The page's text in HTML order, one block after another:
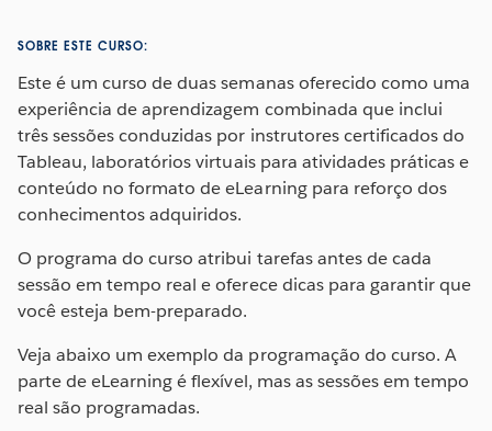
SOBRE ESTE CURSO:
Este é um curso de duas semanas oferecido como uma
experiência de aprendizagem combinada que inclui
três sessões conduzidas por instrutores certificados do
Tableau, laboratórios virtuais para atividades práticas e
conteúdo no formato de eLearning para reforço dos
conhecimentos adquiridos.
O programa do curso atribui tarefas antes de cada
sessão em tempo real e oferece dicas para garantir que
você esteja bem-preparado.
Veja abaixo um exemplo da programação do curso. A
parte de eLearning é flexível, mas as sessões em tempo
real são programadas.